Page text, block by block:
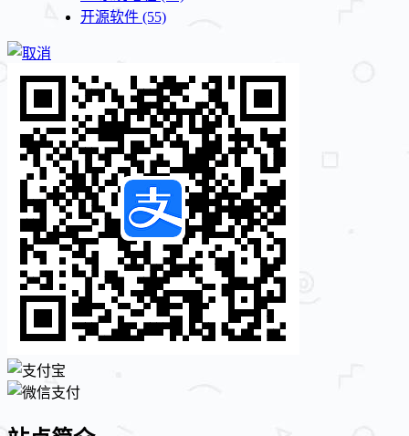
开源软件 (55)